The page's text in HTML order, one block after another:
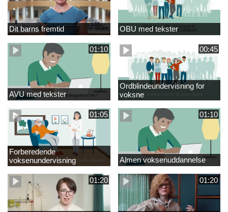
Dit barns fremtid OBU med tekster
01:10
AVU med tekster
00:45
Ordblindeundervisning for
voksne
01:05
Forberedende
voksenundervisning
01:10
Almen voksenuddannelse
01:20 01:20